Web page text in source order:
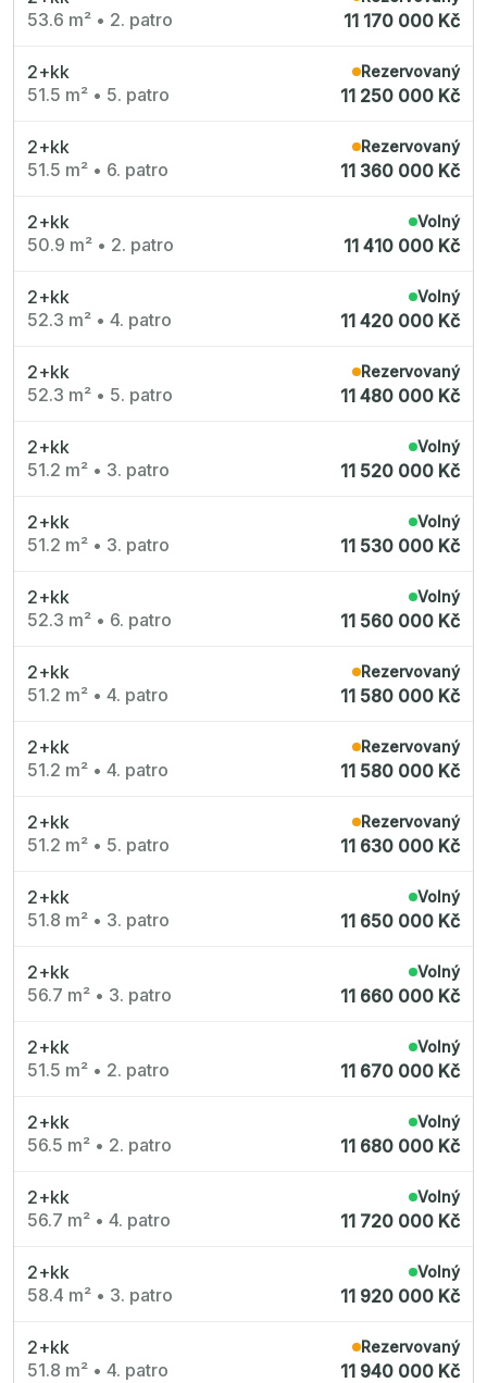
53.6 m² • 2. patro 11 170 000 Kč
2+kk
51.5 m² • 5. patro
Rezervovaný
11 250 000 Kč
2+kk
51.5 m² • 6. patro
Rezervovaný
11 360 000 Kč
2+kk
50.9 m² • 2. patro
Volný
11 410 000 Kč
2+kk
52.3 m² • 4. patro
Volný
11 420 000 Kč
2+kk
52.3 m² • 5. patro
Rezervovaný
11 480 000 Kč
2+kk
51.2 m² • 3. patro
Volný
11 520 000 Kč
2+kk
51.2 m² • 3. patro
Volný
11 530 000 Kč
2+kk
52.3 m² • 6. patro
Volný
11 560 000 Kč
2+kk
51.2 m² • 4. patro
Rezervovaný
11 580 000 Kč
2+kk
51.2 m² • 4. patro
Rezervovaný
11 580 000 Kč
2+kk
51.2 m² • 5. patro
Rezervovaný
11 630 000 Kč
2+kk
51.8 m² • 3. patro
Volný
11 650 000 Kč
2+kk
56.7 m² • 3. patro
Volný
11 660 000 Kč
2+kk
51.5 m² • 2. patro
Volný
11 670 000 Kč
2+kk
56.5 m² • 2. patro
Volný
11 680 000 Kč
2+kk
56.7 m² • 4. patro
Volný
11 720 000 Kč
2+kk
58.4 m² • 3. patro
Volný
11 920 000 Kč
2+kk
51.8 m² • 4. patro
Rezervovaný
11 940 000 Kč